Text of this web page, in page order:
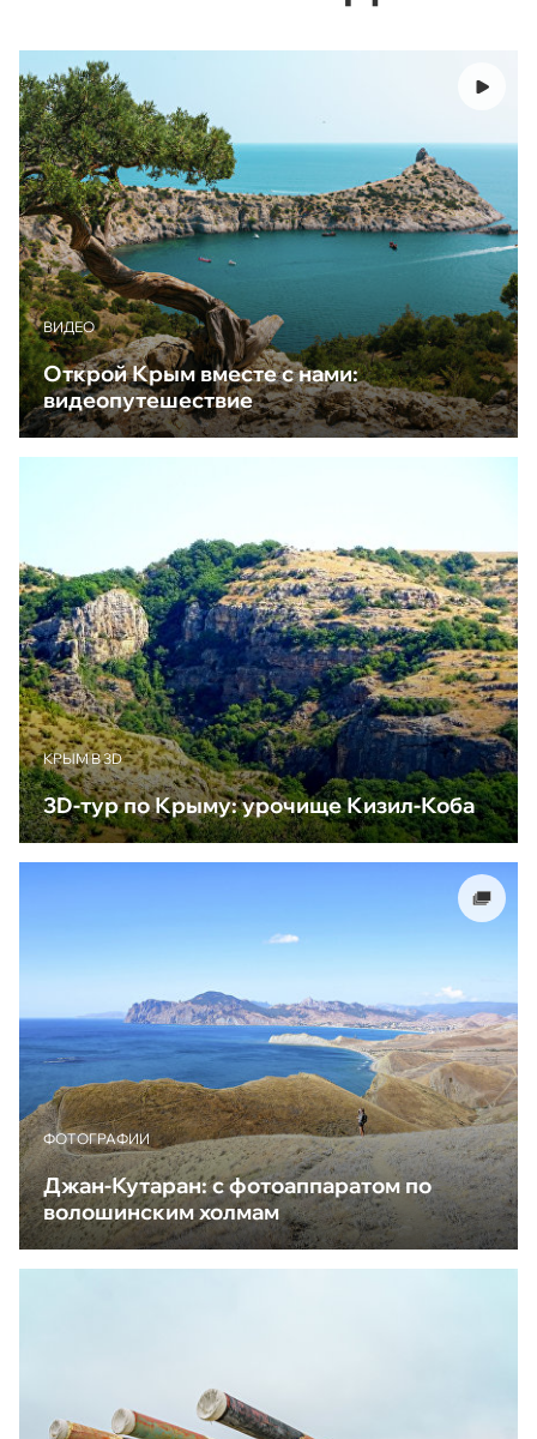
ВИДЕО
Открой Крым вместе с нами:
видеопутешествие
КРЫМ В 3D
3D-тур по Крыму: урочище Кизил-Коба
ФОТОГРАФИИ
Джан-Кутаран: с фотоаппаратом по
волошинским холмам